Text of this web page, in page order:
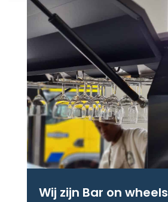
Wij zijn Bar on wheels